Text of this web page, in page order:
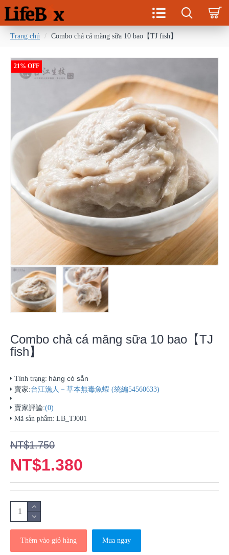
Trang chủ Combo chả cá măng sữa 10 bao【TJ fish】
21% OFF
Combo chả cá măng sữa 10 bao【TJ
fish】
Tình trạng: hàng có sẵn
賣家:台江漁人－草本無毒魚蝦 (統編54560633)
賣家評論:(0)
Mã sản phẩm: LB_TJ001
NT$1.380
NT$1.750
Thêm vào giỏ hàng Mua ngay